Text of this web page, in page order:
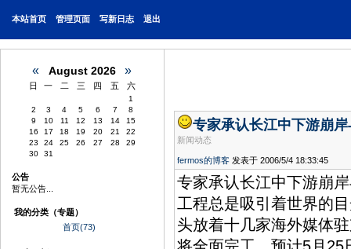
本站首页 管理页面 写新日志 退出
« August 2026 »
日 一 二 三 四 五 六
1
2
3 4 5 6 7
8
9
10 11 12 13 14
15
16
17 18 19 20 21
22
23
24 25 26 27 28
29
30
31
公告
暂无公告...
我的分类（专题）
首页(73)
专家承认长江中下游崩
新闻动态
fermos的博客 发表于 2006/5/4 18:33:45
专家承认长江中下游崩
工程总是吸引着世界的
头放着十几家海外媒体